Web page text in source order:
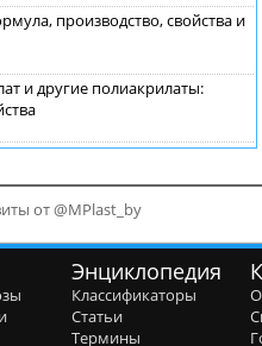
производство, свойства и
и другие полиакрилаты:
от @MPlast_by
Энциклопедия
Классификаторы
Статьи
Термины